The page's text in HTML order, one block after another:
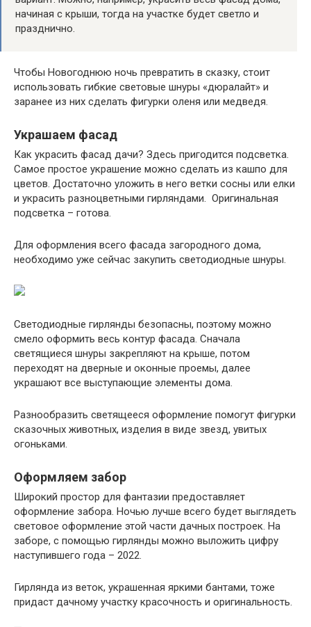
начиная с крыши, тогда на участке будет светло и
празднично.
Чтобы Новогоднюю ночь превратить в сказку, стоит
использовать гибкие световые шнуры «дюралайт» и
заранее из них сделать фигурки оленя или медведя.
Украшаем фасад
Как украсить фасад дачи? Здесь пригодится подсветка.
Самое простое украшение можно сделать из кашпо для
цветов. Достаточно уложить в него ветки сосны или елки
и украсить разноцветными гирляндами. Оригинальная
подсветка – готова.
Для оформления всего фасада загородного дома,
необходимо уже сейчас закупить светодиодные шнуры.
Светодиодные гирлянды безопасны, поэтому можно
смело оформить весь контур фасада. Сначала
светящиеся шнуры закрепляют на крыше, потом
переходят на дверные и оконные проемы, далее
украшают все выступающие элементы дома.
Разнообразить светящееся оформление помогут фигурки
сказочных животных, изделия в виде звезд, увитых
огоньками.
Оформляем забор
Широкий простор для фантазии предоставляет
оформление забора. Ночью лучше всего будет выглядеть
световое оформление этой части дачных построек. На
заборе, с помощью гирлянды можно выложить цифру
наступившего года – 2022.
Гирлянда из веток, украшенная яркими бантами, тоже
придаст дачному участку красочность и оригинальность.